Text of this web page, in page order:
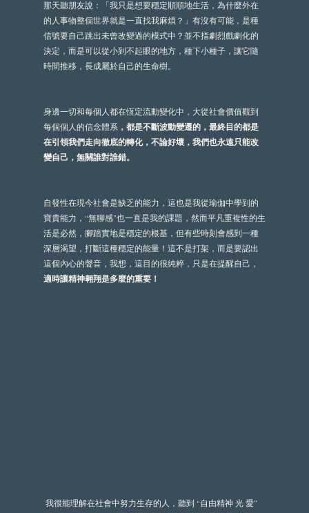
那天聽朋友說：「我只是想要穩定順順地生活，為什麼外在
的人事物整個世界就是一直找我麻煩？」有沒有可能，是種
信號要自己跳出未曾改變過的模式中？並不指劇烈戲劇化的
決定，而是可以從小到不起眼的地方，種下小種子，讓它隨
時間推移，長成屬於自己的生命樹。
身邊一切和每個人都在恆定流動變化中，大從社會價值觀到
每個個人的信念體系，都是不斷波動變遷的，最終目的都是
在引領我們走向徹底的轉化，不論好壞，我們也永遠只能改
變自己，無關誰對誰錯。
自發性在現今社會是缺乏的能力，這也是我從瑜伽中學到的
寶貴能力，“無聊感”也一直是我的課題，然而平凡重複性的生
活是必然，腳踏實地是穩定的根基，但有些時刻會感到一種
深層渴望，打斷這種穩定的能量！這不是打架，而是要認出
這個內心的聲音，我想，這目的很純粹，只是在提醒自己，
適時讓精神翱翔是多麼的重要！
我很能理解在社會中努力生存的人，聽到 “自由精神 光 愛”